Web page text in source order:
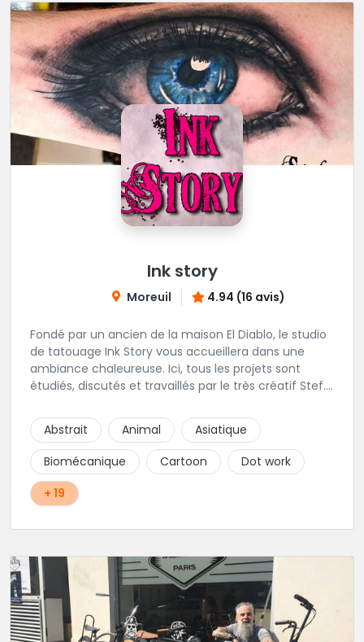
Ink story
Moreuil 4.94 (16 avis)
Fondé par un ancien de la maison El Diablo, le studio
de tatouage Ink Story vous accueillera dans une
ambiance chaleureuse. Ici, tous les projets sont
étudiés, discutés et travaillés par le très créatif Stef.
Abstrait
Animal
Asiatique
Biomécanique
Cartoon
Dot work
+ 19